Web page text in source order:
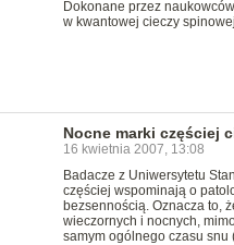
Dokonane przez
w kwantowej cieczy spinowej
Nocne marki częściej
16 kwietnia 2007, 13:08
Badacze z Uniwersytetu
częściej wspominają o
bezsennością. Oznacza to,
wieczornych i nocnych,
samym ogólnego czasu